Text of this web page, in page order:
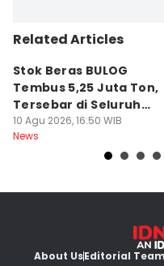
Related Articles
Stok Beras BULOG
Tembus 5,25 Juta Ton,
Tersebar di Seluruh
Indonesia
10 Agu 2026, 16:50 WIB
News
About UsEditorial